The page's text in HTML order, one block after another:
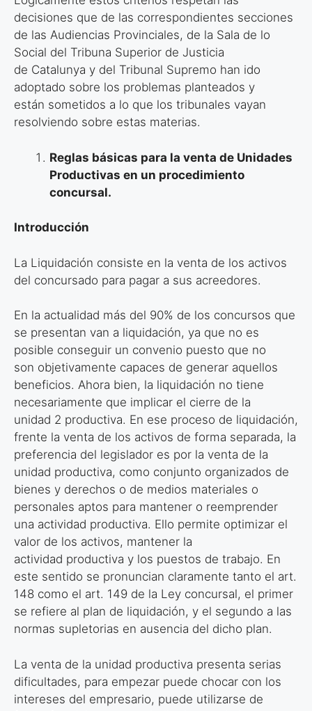
decisiones que de las correspondientes secciones
de las Audiencias Provinciales, de la Sala de lo
Social del Tribuna Superior de Justicia
de Catalunya y del Tribunal Supremo han ido
adoptado sobre los problemas planteados y
están sometidos a lo que los tribunales vayan
resolviendo sobre estas materias.
Reglas básicas para la venta de Unidades
Productivas en un procedimiento
concursal.
Introducción
La Liquidación consiste en la venta de los activos
del concursado para pagar a sus acreedores.
En la actualidad más del 90% de los concursos que
se presentan van a liquidación, ya que no es
posible conseguir un convenio puesto que no
son objetivamente capaces de generar aquellos
beneficios. Ahora bien, la liquidación no tiene
necesariamente que implicar el cierre de la
unidad 2 productiva. En ese proceso de liquidación,
frente la venta de los activos de forma separada, la
preferencia del legislador es por la venta de la
unidad productiva, como conjunto organizados de
bienes y derechos o de medios materiales o
personales aptos para mantener o reemprender
una actividad productiva. Ello permite optimizar el
valor de los activos, mantener la
actividad productiva y los puestos de trabajo. En
este sentido se pronuncian claramente tanto el art.
148 como el art. 149 de la Ley concursal, el primer
se refiere al plan de liquidación, y el segundo a las
normas supletorias en ausencia del dicho plan.
La venta de la unidad productiva presenta serias
dificultades, para empezar puede chocar con los
intereses del empresario, puede utilizarse de